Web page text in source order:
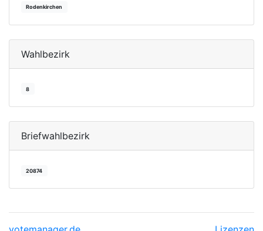
Rodenkirchen
Wahlbezirk
8
Briefwahlbezirk
20874